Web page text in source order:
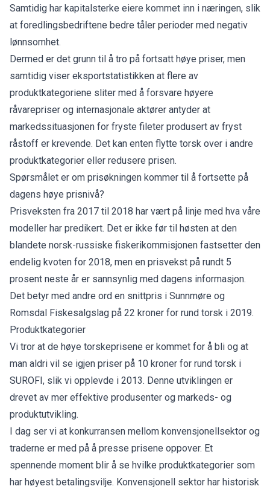
Samtidig har kapitalsterke eiere kommet inn i næringen, slik
at foredlingsbedriftene bedre tåler perioder med negativ
lønnsomhet.
Dermed er det grunn til å tro på fortsatt høye priser, men
samtidig viser eksportstatistikken at flere av
produktkategoriene sliter med å forsvare høyere
råvarepriser og internasjonale aktører antyder at
markedssituasjonen for fryste fileter produsert av fryst
råstoff er krevende. Det kan enten flytte torsk over i andre
produktkategorier eller redusere prisen.
Spørsmålet er om prisøkningen kommer til å fortsette på
dagens høye prisnivå?
Prisveksten fra 2017 til 2018 har vært på linje med hva våre
modeller har predikert. Det er ikke før til høsten at den
blandete norsk-russiske fiskerikommisjonen fastsetter den
endelig kvoten for 2018, men en prisvekst på rundt 5
prosent neste år er sannsynlig med dagens informasjon.
Det betyr med andre ord en snittpris i Sunnmøre og
Romsdal Fiskesalgslag på 22 kroner for rund torsk i 2019.
Produktkategorier
Vi tror at de høye torskeprisene er kommet for å bli og at
man aldri vil se igjen priser på 10 kroner for rund torsk i
SUROFI, slik vi opplevde i 2013. Denne utviklingen er
drevet av mer effektive produsenter og markeds- og
produktutvikling.
I dag ser vi at konkurransen mellom konvensjonellsektor og
traderne er med på å presse prisene oppover. Et
spennende moment blir å se hvilke produktkategorier som
har høyest betalingsvilje. Konvensjonell sektor har historisk